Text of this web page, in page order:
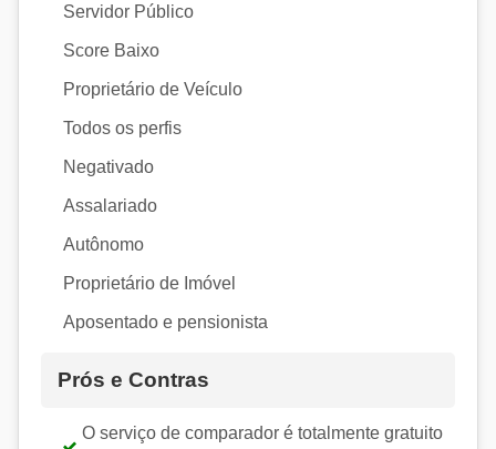
Servidor Público
Score Baixo
Proprietário de Veículo
Todos os perfis
Negativado
Assalariado
Autônomo
Proprietário de Imóvel
Aposentado e pensionista
Prós e Contras
O serviço de comparador é totalmente gratuito